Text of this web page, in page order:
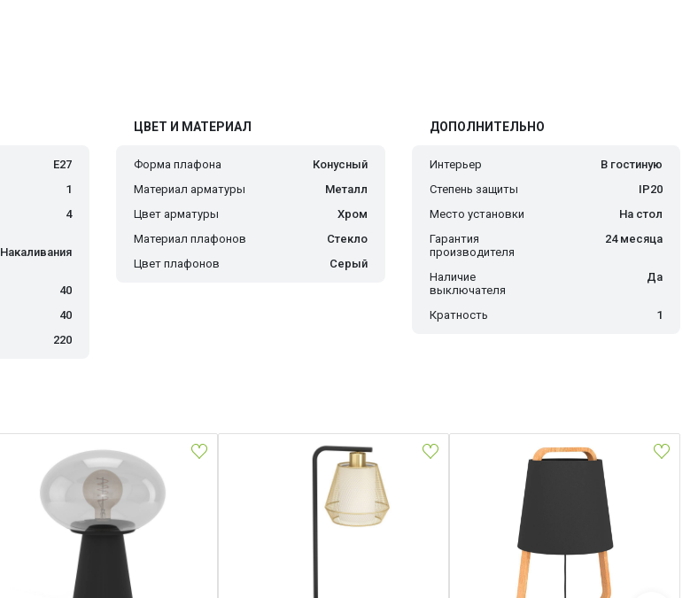
E27
1
4
Накаливания
40
40
220
ЦВЕТ И МАТЕРИАЛ
Форма плафона
Конусный
Материал арматуры
Металл
Цвет арматуры
Хром
Материал плафонов
Стекло
Цвет плафонов
Серый
ДОПОЛНИТЕЛЬНО
Интерьер
В гостиную
Степень защиты
IP20
Место установки
На стол
Гарантия
производителя
24 месяца
Наличие
выключателя
Да
Кратность 1